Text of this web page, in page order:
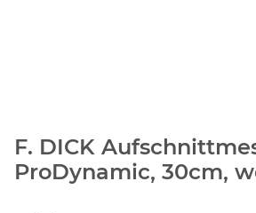
F. DICK
ProDynamic, 30cm,